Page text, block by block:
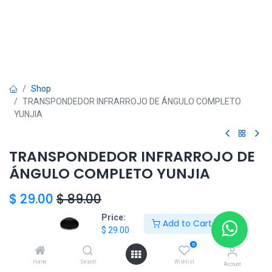
Price:
$ 29.00
Add to Cart
Home Search
0
Wishlist Account
Shop
TRANSPONDEDOR INFRARROJO DE ÁNGULO COMPLETO
YUNJIA
TRANSPONDEDOR INFRARROJO DE
ÁNGULO COMPLETO YUNJIA
$ 29.00 $89.00
HONG KONG SMART
TORRE EL DORADO+507 6291-3168